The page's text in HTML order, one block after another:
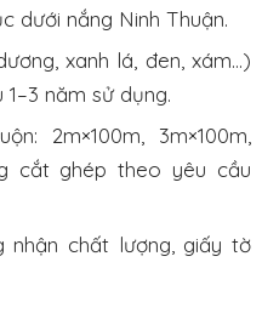
dưới nắng Ninh Thuận.
xanh lá, đen, xám…)
năm sử dụng.
2m×100m, 3m×100m,
cắt ghép theo yêu cầu
nhận chất lượng, giấy tờ